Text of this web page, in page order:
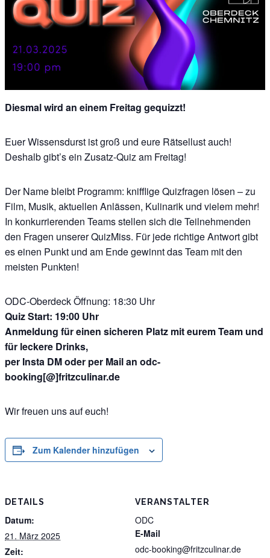
Diesmal wird an einem Freitag gequizzt!
Euer Wissensdurst ist groß und eure Rätsellust auch!
Deshalb gibt’s ein Zusatz-Quiz am Freitag!
Der Name bleibt Programm: knifflige Quizfragen lösen – zu
Film, Musik, aktuellen Anlässen, Kulinarik und vielem mehr!
In konkurrierenden Teams stellen sich die Teilnehmenden
den Fragen unserer QuizMiss. Für jede richtige Antwort gibt
es einen Punkt und am Ende gewinnt das Team mit den
meisten Punkten!
ODC-Oberdeck Öffnung: 18:30 Uhr
Quiz Start: 19:00 Uhr
Anmeldung für einen sicheren Platz mit eurem Team und
für leckere Drinks,
per Insta DM oder per Mail an odc-
booking[@]fritzculinar.de
Wir freuen uns auf euch!
Zum Kalender hinzufügen
DETAILS
Datum:
21. März 2025
Zeit:
VERANSTALTER
ODC
E-Mail
odc-booking@fritzculinar.de